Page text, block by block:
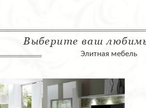
Выберите ваш
Элитная мебель